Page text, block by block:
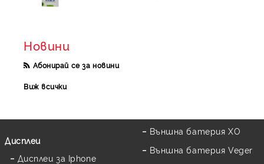
Новини
Абонирай се за новини
Виж всички
Дисплеи
Дисплеи за Iphone
Външна батерия XO
Външна батерия Veger